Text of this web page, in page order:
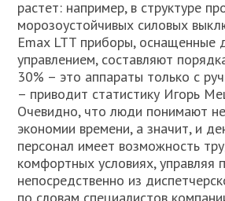
растет: например, в структуре
морозоустойчивых силовых
Emax LTT приборы, оснащенные
управлением, составляют
30% – это аппараты только с
– приводит статистику Игорь
Очевидно, что люди понимают
экономии времени, а значит, и
персонал имеет возможность
комфортных условиях, управляя
непосредственно из
по словам специалистов